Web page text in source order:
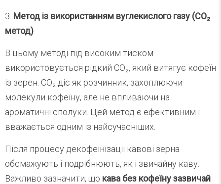
3. Метод із використанням вуглекислого газу (CO₂
метод)
В цьому методі під високим тиском
використовується рідкий CO₂, який витягує кофеїн
із зерен. CO₂ діє як розчинник, захоплюючи
молекули кофеїну, але не впливаючи на
ароматичні сполуки. Цей метод є ефективним і
вважається одним із найсучасніших.
Після процесу декофеїнізації кавові зерна
обсмажують і подрібнюють, як і звичайну каву.
Важливо зазначити, що кава без кофеїну зазвичай